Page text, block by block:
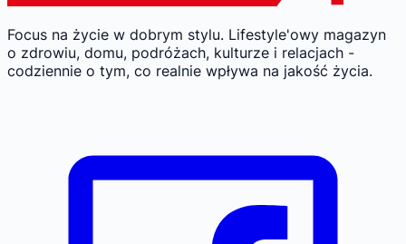
Focus na życie w dobrym stylu. Lifestyle'owy magazyn
o zdrowiu, domu, podróżach, kulturze i relacjach -
codziennie o tym, co realnie wpływa na jakość życia.